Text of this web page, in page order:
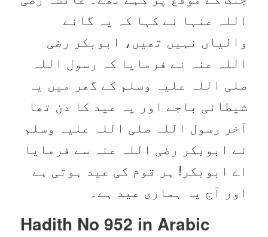
اللہ عنہا نے کہا کہ یہ گانے
والیاں نہیں تھیں، ابوبکر رضی
اللہ عنہ نے فرمایا کہ رسول اللہ
صلی اللہ علیہ وسلم کے گھر میں یہ
شیطانی باجے اور یہ عید کا دن تھا
آخر رسول اللہ صلی اللہ علیہ وسلم
نے ابوبکر رضی اللہ عنہ سے فرمایا
اے ابوبکر! ہر قوم کی عید ہوتی ہے
اور آج یہ ہماری عید ہے۔
Hadith No 952 in Arabic